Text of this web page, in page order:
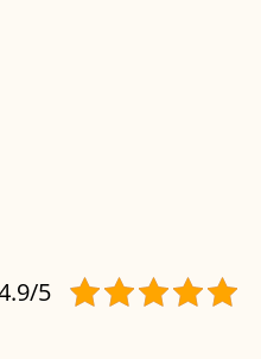
4.9/5 - (22 votes)